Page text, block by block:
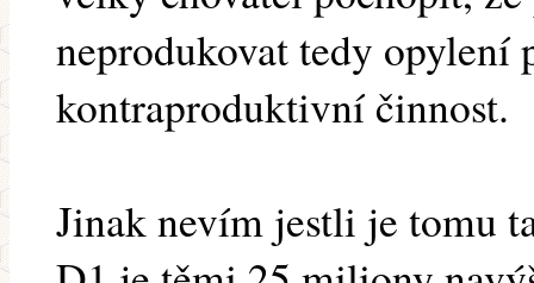
neprodukovat tedy opylení
kontraproduktivní činnost.
Jinak nevím jestli je tomu